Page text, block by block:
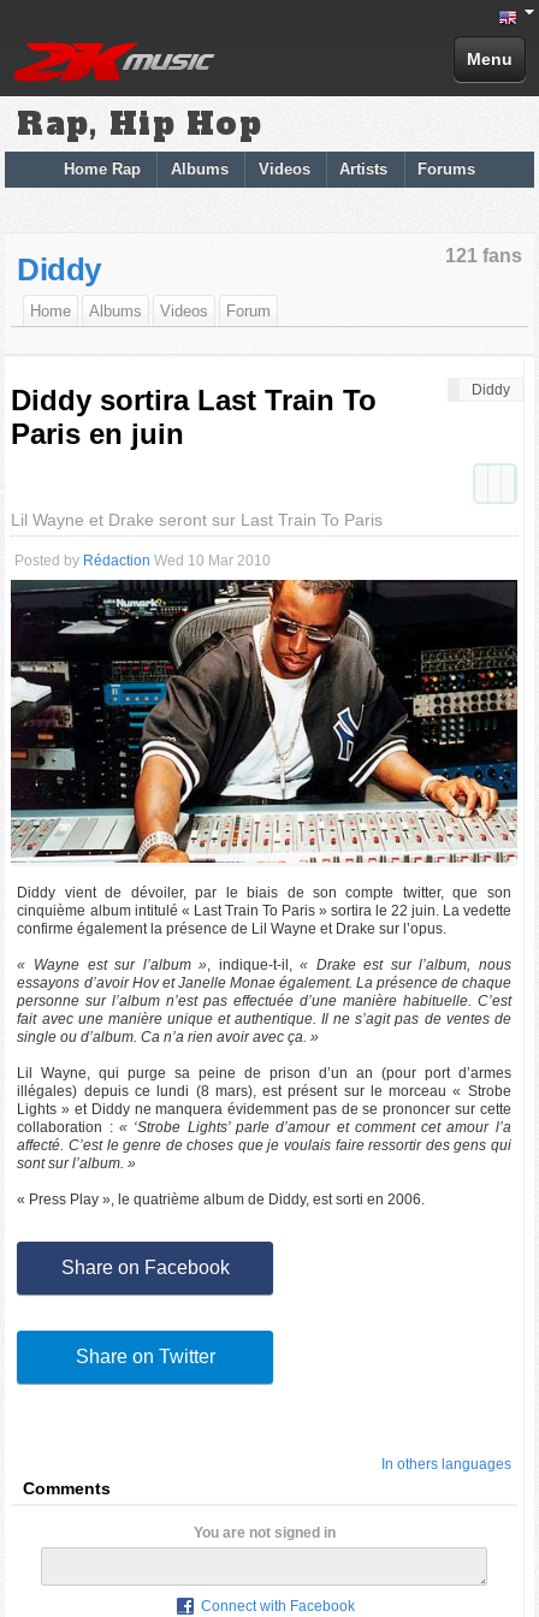
Menu
Rap, Hip Hop
Home Rap Albums Videos Artists Forums
121 fans
Diddy
Home Albums Videos Forum
Diddy
Diddy sortira Last Train To
Paris en juin
Lil Wayne et Drake seront sur Last Train To Paris
Posted by Rédaction Wed 10 Mar 2010
Diddy vient de dévoiler, par le biais de son compte twitter, que son
cinquième album intitulé « Last Train To Paris » sortira le 22 juin. La vedette
confirme également la présence de Lil Wayne et Drake sur l’opus.
« Wayne est sur l’album », indique-t-il,« Drake est sur l’album, nous
essayons d’avoir Hov et Janelle Monae également. La présence de chaque
personne sur l’album n’est pas effectuée d’une manière habituelle. C’est
fait avec une manière unique et authentique. Il ne s’agit pas de ventes de
single ou d’album. Ca n’a rien avoir avec ça. »
Lil Wayne, qui purge sa peine de prison d’un an (pour port d’armes
illégales) depuis ce lundi (8 mars), est présent sur le morceau « Strobe
Lights » et Diddy ne manquera évidemment pas de se prononcer sur cette
collaboration :« ‘Strobe Lights’ parle d’amour et comment cet amour l’a
affecté. C’est le genre de choses que je voulais faire ressortir des gens qui
sont sur l’album. »
« Press Play », le quatrième album de Diddy, est sorti en 2006.
Share on Facebook
Share on Twitter
In others languages
Comments
You are not signed in
Connect with Facebook